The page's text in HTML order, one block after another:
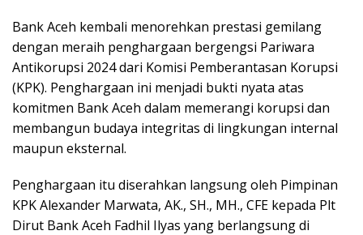
Bank Aceh kembali menorehkan prestasi gemilang
dengan meraih penghargaan bergengsi Pariwara
Antikorupsi 2024 dari Komisi Pemberantasan Korupsi
(KPK). Penghargaan ini menjadi bukti nyata atas
komitmen Bank Aceh dalam memerangi korupsi dan
membangun budaya integritas di lingkungan internal
maupun eksternal.
Penghargaan itu diserahkan langsung oleh Pimpinan
KPK Alexander Marwata, AK., SH., MH., CFE kepada Plt
Dirut Bank Aceh Fadhil Ilyas yang berlangsung di